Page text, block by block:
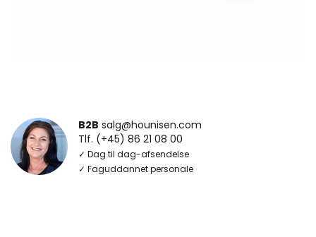
B2B salg@hounisen.com
Tlf. (+45) 86 21 08 00
✓ Dag til dag-afsendelse
✓ Faguddannet personale